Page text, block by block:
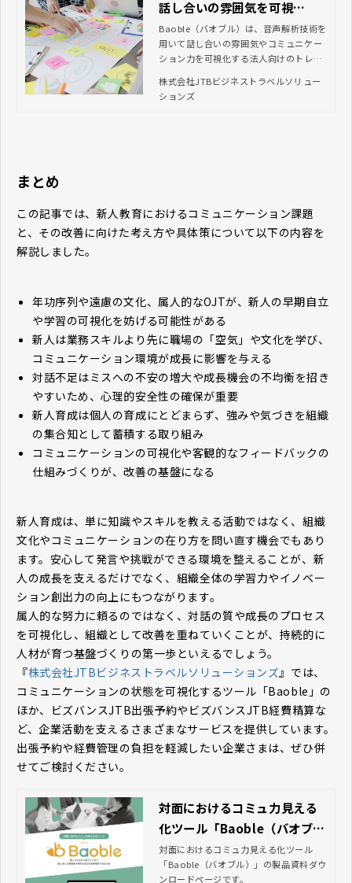
話し合いの雰囲気を可視
化！？JTBの新規事業『Baob
le（バオブル）』の魅力をご
紹介
Baoble（バオブル）は、音声解析技術を
用いて話し合いの雰囲気やコミュニケー
ション力を可視化する法人向けのトレー
bleのサービス概要や主な特徴、導入によ
って得られるメリットについてご紹介し
株式会社JTBビジネストラベルソリュー
ションズ
まとめ
この記事では、新人教育におけるコミュニケーション課題
と、その改善に向けた考え方や具体策について以下の内容を
解説しました。
年功序列や遠慮の文化、属人的なOJTが、新人の早期自立
や学習の可視化を妨げる可能性がある
新人は業務スキルより先に職場の「空気」や文化を学び、
コミュニケーション環境が成長に影響を与える
対話不足はミスへの不安の増大や成長機会の不均衡を招き
やすいため、心理的安全性の確保が重要
新人育成は個人の育成にとどまらず、強みや気づきを組織
の集合知として蓄積する取り組み
コミュニケーションの可視化や客観的なフィードバックの
仕組みづくりが、改善の基盤になる
新人育成は、単に知識やスキルを教える活動ではなく、組織
文化やコミュニケーションの在り方を問い直す機会でもあり
ます。安心して発言や挑戦ができる環境を整えることが、新
人の成長を支えるだけでなく、組織全体の学習力やイノベー
ション創出力の向上にもつながります。
属人的な努力に頼るのではなく、対話の質や成長のプロセス
を可視化し、組織として改善を重ねていくことが、持続的に
人材が育つ基盤づくりの第一歩といえるでしょう。
『株式会社JTBビジネストラベルソリューションズ』では、
コミュニケーションの状態を可視化するツール「Baoble」の
ほか、ビズバンスJTB出張予約やビズバンスJTB経費精算な
ど、企業活動を支えるさまざまなサービスを提供しています。
出張予約や経費管理の負担を軽減したい企業さまは、ぜひ併
せてご検討ください。
対面におけるコミュ力見える
化ツール「Baoble（バオブ
ル）」資料ダウンロード｜JT
Bビジネストラベルソリューシ
対面におけるコミュ力見える化ツール
「Baoble（バオブル）」の製品資料ダウ
ンロードページです。